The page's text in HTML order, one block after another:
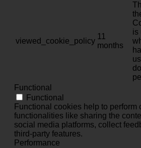
viewed_cookie_policy
11
months
is
Functional
Functional
Functional cookies help to perform
functionalities like sharing the
social media platforms, collect
third-party features.
Performance